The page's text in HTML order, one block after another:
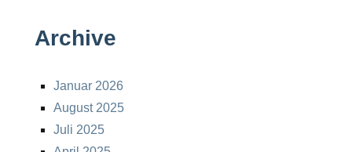
Archive
Januar 2026
August 2025
Juli 2025